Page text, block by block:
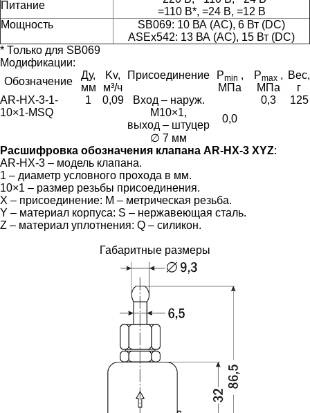
Питание
=110 В*, =24 В, =12 В
Мощность
SB069: 10 ВА (АС), 6 Вт (DC)
ASEx542: 13 ВА (AC), 15 Вт (DC)
* Только для SB069
Модификации:
Обозначение
Ду,
мм
Kv,
м³/ч
Присоединение Pmin ,
МПа
Pmax,
МПа
Вес,
г
AR-HX-3-1-
10×1-MSQ
1 0,09
Вход – наруж.
М10×1,
выход – штуцер
∅ 7 мм
0,0
0,3 125
Расшифровка обозначения клапана AR-HX-3 XYZ:
AR-HX-3 – модель клапана.
1 – диаметр условного прохода в мм.
10×1 – размер резьбы присоединения.
X – присоединение: М – метрическая резьба.
Y – материал корпуса: S – нержавеющая сталь.
Z – материал уплотнения: Q – силикон.
Габаритные размеры